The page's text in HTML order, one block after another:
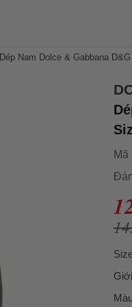
Dép Nam Dolce & Gabbana
Mã